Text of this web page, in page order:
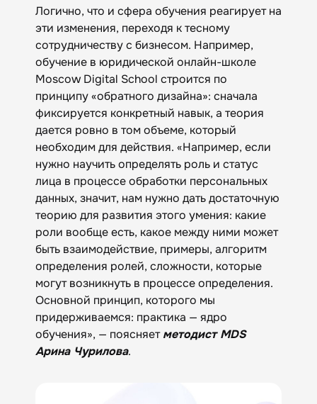
Логично, что и сфера обучения реагирует на
эти изменения, переходя к тесному
сотрудничеству с бизнесом. Например,
обучение в юридической онлайн-школе
Moscow Digital School строится по
принципу «обратного дизайна»: сначала
фиксируется конкретный навык, а теория
дается ровно в том объеме, который
необходим для действия. «Например, если
нужно научить определять роль и статус
лица в процессе обработки персональных
данных, значит, нам нужно дать достаточную
теорию для развития этого умения: какие
роли вообще есть, какое между ними может
быть взаимодействие, примеры, алгоритм
определения ролей, сложности, которые
могут возникнуть в процессе определения.
Основной принцип, которого мы
придерживаемся: практика — ядро
обучения», — поясняетметодист MDS
Арина Чурилова.